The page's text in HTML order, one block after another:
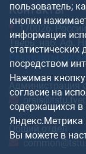
пользователь;
кнопки
информация
статистических
посредством
Нажимая
согласие на
содержащихся в
Вы можете в
Контакты
170026,
Тверь, наб. Аф.
Реквизиты
Администрация
Общий отдел